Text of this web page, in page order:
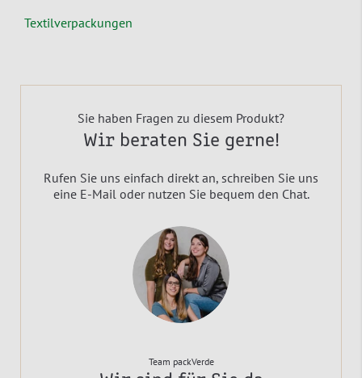
Textilverpackungen
Sie haben Fragen zu diesem Produkt?
Wir beraten Sie gerne!
Rufen Sie uns einfach direkt an, schreiben Sie uns
eine E-Mail oder nutzen Sie bequem den Chat.
Team packVerde